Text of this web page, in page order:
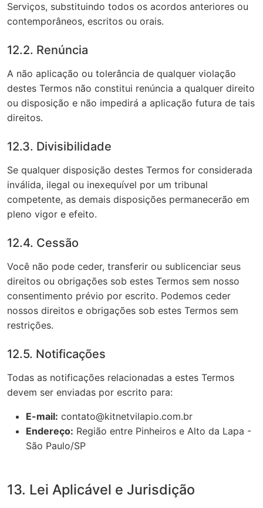
Serviços, substituindo todos os acordos anteriores ou
contemporâneos, escritos ou orais.
12.2. Renúncia
A não aplicação ou tolerância de qualquer violação
destes Termos não constitui renúncia a qualquer direito
ou disposição e não impedirá a aplicação futura de tais
direitos.
12.3. Divisibilidade
Se qualquer disposição destes Termos for considerada
inválida, ilegal ou inexequível por um tribunal
competente, as demais disposições permanecerão em
pleno vigor e efeito.
12.4. Cessão
Você não pode ceder, transferir ou sublicenciar seus
direitos ou obrigações sob estes Termos sem nosso
consentimento prévio por escrito. Podemos ceder
nossos direitos e obrigações sob estes Termos sem
restrições.
12.5. Notificações
Todas as notificações relacionadas a estes Termos
devem ser enviadas por escrito para:
E-mail: contato@kitnetvilapio.com.br
Endereço: Região entre Pinheiros e Alto da Lapa -
São Paulo/SP
13. Lei Aplicável e Jurisdição